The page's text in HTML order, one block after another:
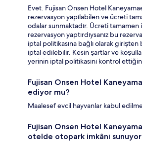
Evet. Fujisan Onsen Hotel
rezervasyon yapılabilen ve ücreti
odalar sunmaktadır. Ücreti
rezervasyon yaptırdıysanız bu
iptal politikasına bağlı olarak
iptal edilebilir. Kesin şartlar ve
yerinin iptal politikasını kontrol
Fujisan Onsen Hotel
ediyor mu?
Maalesef evcil hayvanlar kabul
Fujisan Onsen Hotel
otelde otopark imkânı